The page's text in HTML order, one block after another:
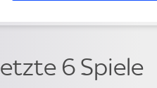
6 Spiele